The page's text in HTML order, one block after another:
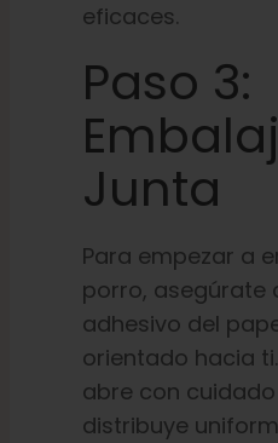
eficaces.
Paso 3:
Junta
Para empezar a
porro, asegúrate
adhesivo del
orientado hacia
abre con
distribuye